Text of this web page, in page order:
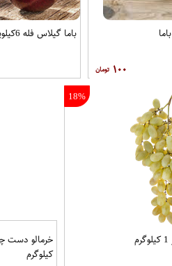
۱۰۰
باما گيلاس فله 6کيلويي دبه
18%
کیلوگرم